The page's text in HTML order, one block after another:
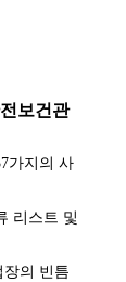
보건관
가지의 사
리스트 및
의 빈틈